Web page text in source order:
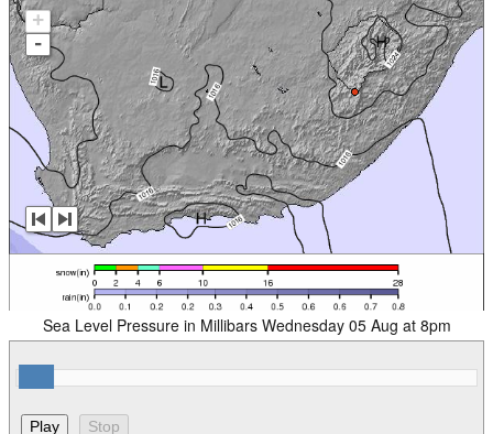
+
-
Sea Level Pressure in Millibars Wednesday 05 Aug at 8pm